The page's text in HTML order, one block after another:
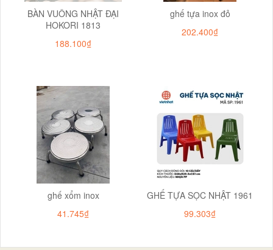
BÀN VUÔNG NHẬT ĐẠI
HOKORI 1813
188.100₫
ghế tựa inox đỏ
202.400₫
ghế xổm inox
41.745₫
GHẾ TỰA SỌC NHẬT 1961
99.303₫